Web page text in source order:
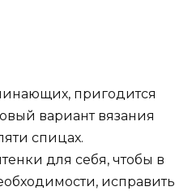
пригодится
вариант вязания
спицах.
для себя, чтобы в
исправить